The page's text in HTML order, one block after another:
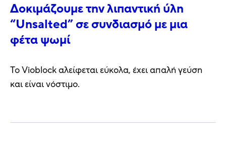
Δοκιμάζουμε την λιπαντική ύλη
“Unsalted” σε συνδιασμό με μια
φέτα ψωμί
Το Vioblock αλείφεται εύκολα, έχει απαλή γεύση
και είναι νόστιμο.